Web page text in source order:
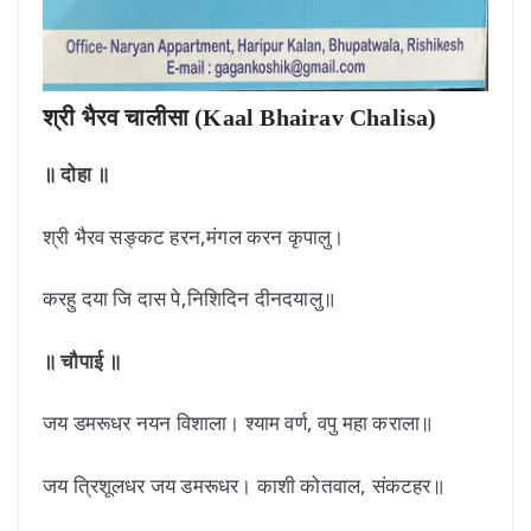
श्री भैरव चालीसा (Kaal Bhairav Chalisa)
॥ दोहा ॥
श्री भैरव सङ्कट हरन,मंगल करन कृपालु।
करहु दया जि दास पे,निशिदिन दीनदयालु॥
॥ चौपाई ॥
जय डमरूधर नयन विशाला। श्याम वर्ण, वपु महा कराला॥
जय त्रिशूलधर जय डमरूधर। काशी कोतवाल, संकटहर॥